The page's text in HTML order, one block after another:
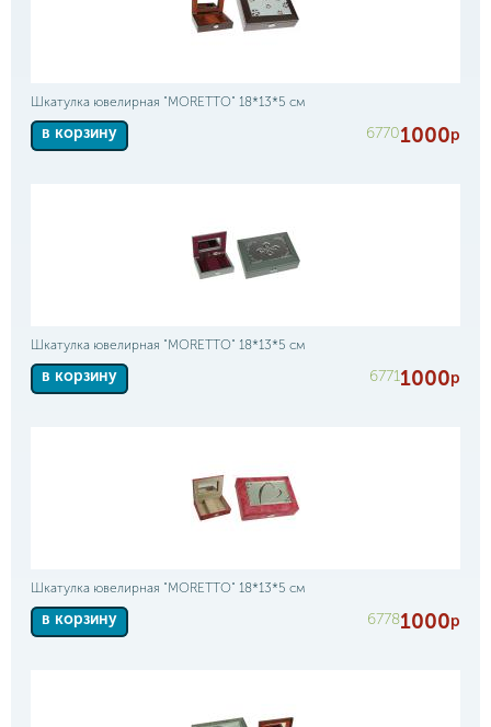
Шкатулка ювелирная "MORETTO" 18*13*5 см
в корзину 67701000р
Шкатулка ювелирная "MORETTO" 18*13*5 см
в корзину 67711000р
Шкатулка ювелирная "MORETTO" 18*13*5 см
в корзину 67781000р